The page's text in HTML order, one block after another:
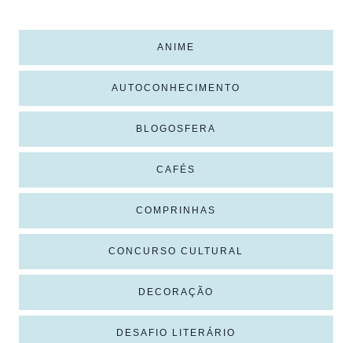
ANIME
AUTOCONHECIMENTO
BLOGOSFERA
CAFÉS
COMPRINHAS
CONCURSO CULTURAL
DECORAÇÃO
DESAFIO LITERÁRIO